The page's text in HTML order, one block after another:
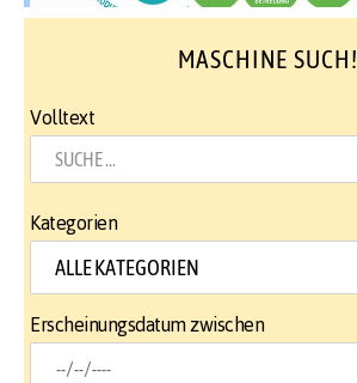
MASCHINE SUCH!
Volltext
Kategorien
Erscheinungsdatum zwischen